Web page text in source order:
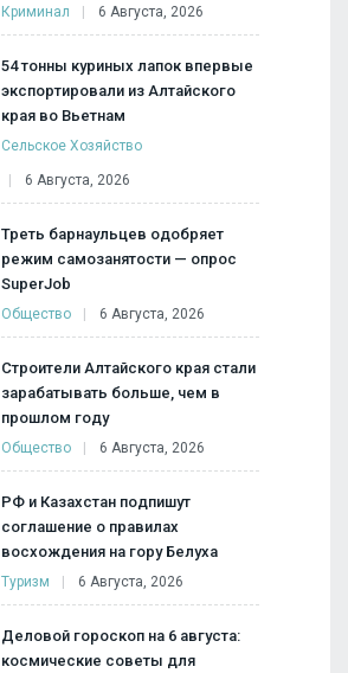
Криминал 6 Августа, 2026
54 тонны куриных лапок впервые
экспортировали из Алтайского
края во Вьетнам
Сельское Хозяйство
6 Августа, 2026
Треть барнаульцев одобряет
режим самозанятости — опрос
SuperJob
Общество 6 Августа, 2026
Строители Алтайского края стали
зарабатывать больше, чем в
прошлом году
Общество 6 Августа, 2026
РФ и Казахстан подпишут
соглашение о правилах
восхождения на гору Белуха
Туризм 6 Августа, 2026
Деловой гороскоп на 6 августа:
космические советы для